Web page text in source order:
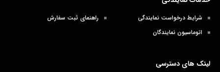
شرایط درخواست نمایندگی
اتوماسیون نمایندگان
راهنمای ثبت سفارش
لینک های دسترسی